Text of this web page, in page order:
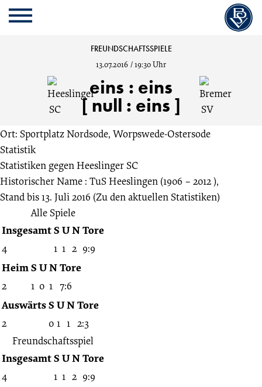
Cookie
Einstellungen
Zum
Inhalt
Cookie
Einstellungen
Kopfbereich
MENU
Heeslinger
Bremer
SV
1:1
13.07.2016
-
2016/2017
(Freundschaftsspiele)
FREUNDSCHAFTSSPIELE
13.07.2016 /19:30 Uhr
eins : eins
[ null : eins ]
Ort: Sportplatz Nordsode, Worpswede-Ostersode
Statistik
Statistiken gegenHeeslinger SC
Historischer Name : TuS Heeslingen (1906 – 2012 ),
Stand bis 13. Juli 2016 (Zu den aktuellen Statistiken)
Alle Spiele
InsgesamtS UNTore
4 1 1 2 9:9
HeimS UNTore
2 1 0 1 7:6
AuswärtsS UNTore
2 0 1 1 2:3
Freundschaftsspiel
InsgesamtS UNTore
4 1 1 2 9:9